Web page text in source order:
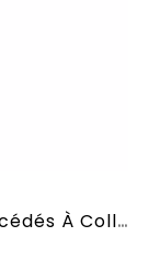
Virole Fiber À Frapper Pour Procédés À Coller De 13 Mm